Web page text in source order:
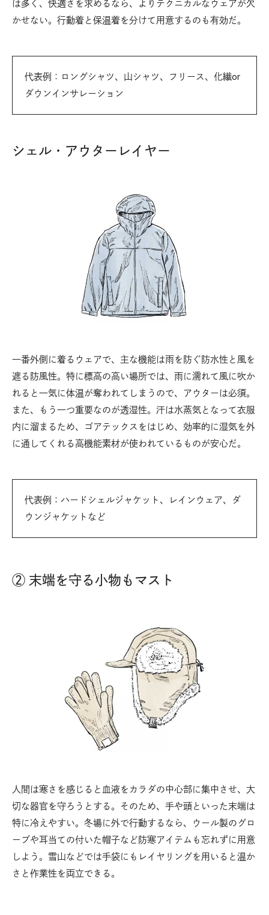
は多く、快適さを求めるなら、よりテクニカルなウェアが欠
かせない。行動着と保温着を分けて用意するのも有効だ。
代表例：ロングシャツ、山シャツ、フリース、化繊or
ダウンインサレーション
シェル・アウターレイヤー
一番外側に着るウェアで、主な機能は雨を防ぐ防水性と風を
遮る防風性。特に標高の高い場所では、雨に濡れて風に吹か
れると一気に体温が奪われてしまうので、アウターは必須。
また、もう一つ重要なのが透湿性。汗は水蒸気となって衣服
内に溜まるため、ゴアテックスをはじめ、効率的に湿気を外
に通してくれる高機能素材が使われているものが安心だ。
代表例：ハードシェルジャケット、レインウェア、ダ
ウンジャケットなど
② 末端を守る小物もマスト
人間は寒さを感じると血液をカラダの中心部に集中させ、大
切な器官を守ろうとする。そのため、手や頭といった末端は
特に冷えやすい。冬場に外で行動するなら、ウール製のグロ
ーブや耳当ての付いた帽子など防寒アイテムも忘れずに用意
しよう。雪山などでは手袋にもレイヤリングを用いると温か
さと作業性を両立できる。